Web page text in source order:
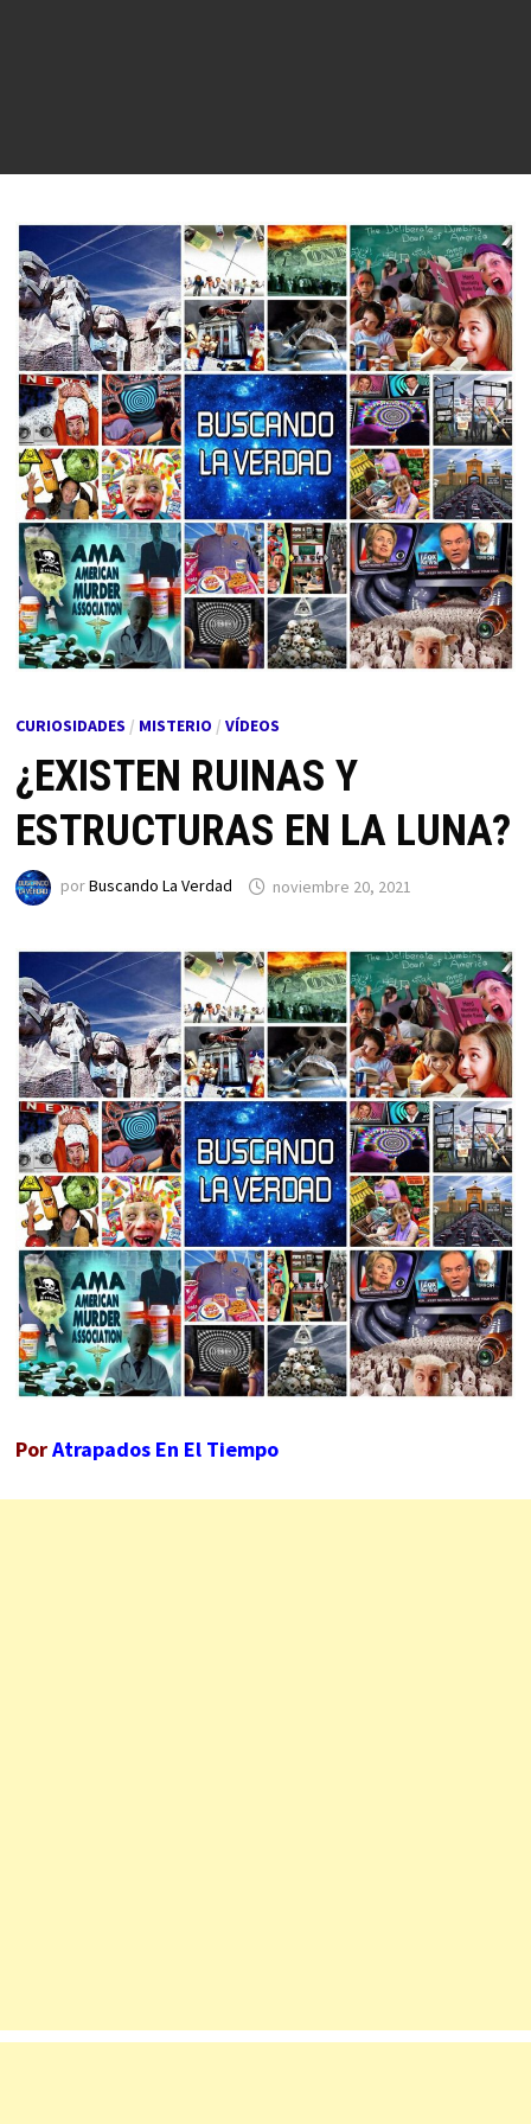
CURIOSIDADES / MISTERIO / VÍDEOS
¿EXISTEN RUINAS Y
ESTRUCTURAS EN LA LUNA?
porBuscando La Verdad noviembre 20, 2021
PorAtrapados En El Tiempo